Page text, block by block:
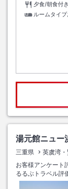
夕食/朝食付き
ルームタイ
湯元館ニュ
三重県 英虞湾・
お客様アンケート
るるぶトラベル評